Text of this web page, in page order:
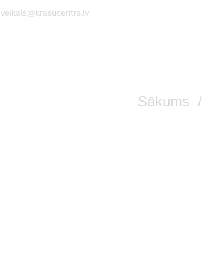
veikals@krasucentrs.lv
Sākums /